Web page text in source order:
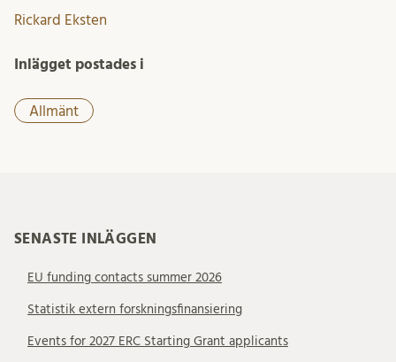
Rickard Eksten
Inlägget postades i
Allmänt
SENASTE INLÄGGEN
EU funding contacts summer 2026
Statistik extern forskningsfinansiering
Events for 2027 ERC Starting Grant applicants